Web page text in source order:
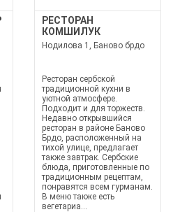
РЕСТОРАН
КОМШИЛУК
Нодилова 1, Баново брдо
Ресторан сербской
традиционной кухни в
уютной атмосфере.
Подходит и для торжеств.
Недавно открывшийся
ресторан в районе Баново
Брдо, расположенный на
тихой улице, предлагает
также завтрак. Сербские
блюда, приготовленные по
традиционным рецептам,
понравятся всем гурманам.
В меню также есть
вегетариа...